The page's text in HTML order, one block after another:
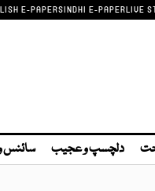
E-PAPERSINDHI E-PAPERLIVE
دلچسپ و عجیب سائنس